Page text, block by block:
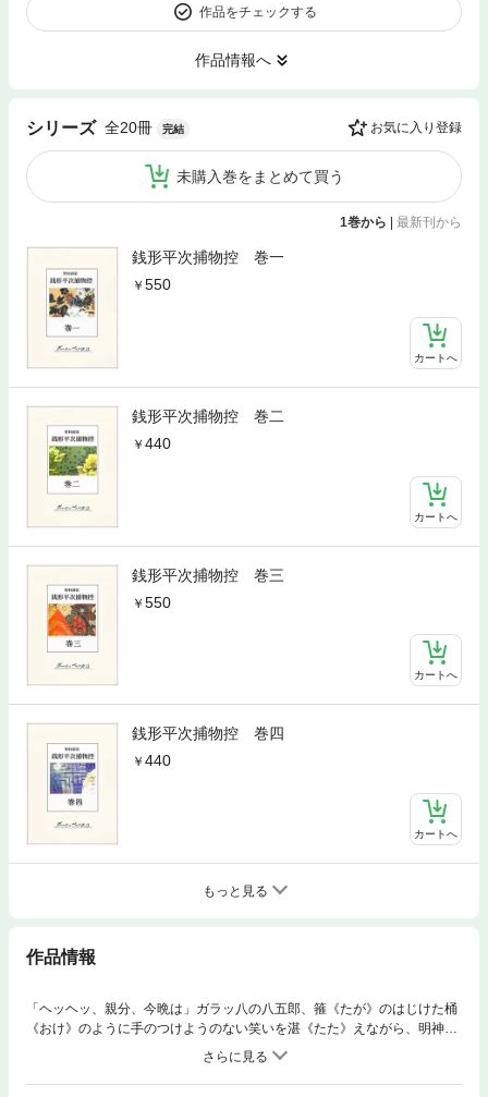
作品をチェックする
作品情報へ
シリーズ 全20冊 完結 お気に入り登録
未購入巻をまとめて買う
1巻から 最新刊から
銭形平次捕物控 巻一
550
カートへ
銭形平次捕物控 巻二
440
カートへ
銭形平次捕物控 巻三
550
カートへ
銭形平次捕物控 巻四
440
カートへ
もっと見る
作品情報
「ヘッヘッ、親分、今晩は」ガラッ八の八五郎、箍《たが》のはじけた桶
《おけ》のように手のつけようのない笑いを湛《たた》えながら、明神下
の平次の家の格子を顎で平次に言わせると開けて入るのでした。それは両
の手で弥蔵《やぞう》をこしらえて、格子をまともに開けられるはずはな
いからだというのです。五月のある日、爽《さわ》やかな宵、八が来そう